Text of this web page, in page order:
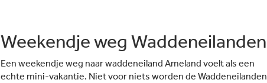
Weekendje weg Waddeneilanden
Een weekendje weg naar waddeneiland Ameland voelt als een
echte mini-vakantie. Niet voor niets worden de Waddeneilanden